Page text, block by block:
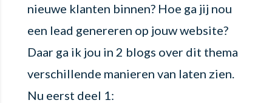
nieuwe klanten binnen? Hoe ga jij nou
een lead genereren op jouw website?
Daar ga ik jou in 2 blogs over dit thema
verschillende manieren van laten zien.
Nu eerst deel 1: